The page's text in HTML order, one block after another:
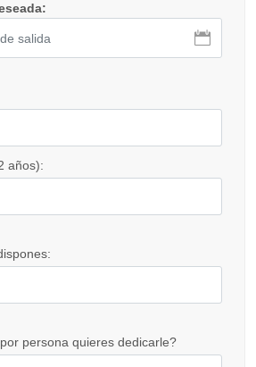
años):
persona quieres dedicarle?